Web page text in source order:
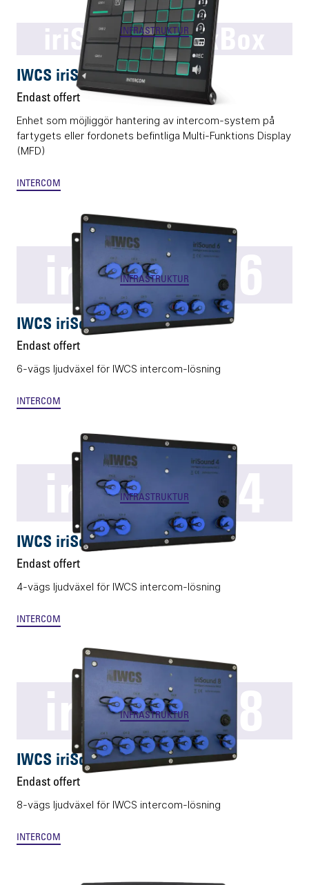
iriSelect BlackBox
INFRASTRUKTUR
IWCS iriSelect BlackBox
Endast offert
Enhet som möjliggör hantering av intercom-system på
fartygets eller fordonets befintliga Multi-Funktions Display
(MFD)
INTERCOM
iriSound 6
INFRASTRUKTUR
IWCS iriSound 6
Endast offert
6-vägs ljudväxel för IWCS intercom-lösning
INTERCOM
iriSound 4
INFRASTRUKTUR
IWCS iriSound 4
Endast offert
4-vägs ljudväxel för IWCS intercom-lösning
INTERCOM
iriSound 8
INFRASTRUKTUR
IWCS iriSound 8
Endast offert
8-vägs ljudväxel för IWCS intercom-lösning
INTERCOM